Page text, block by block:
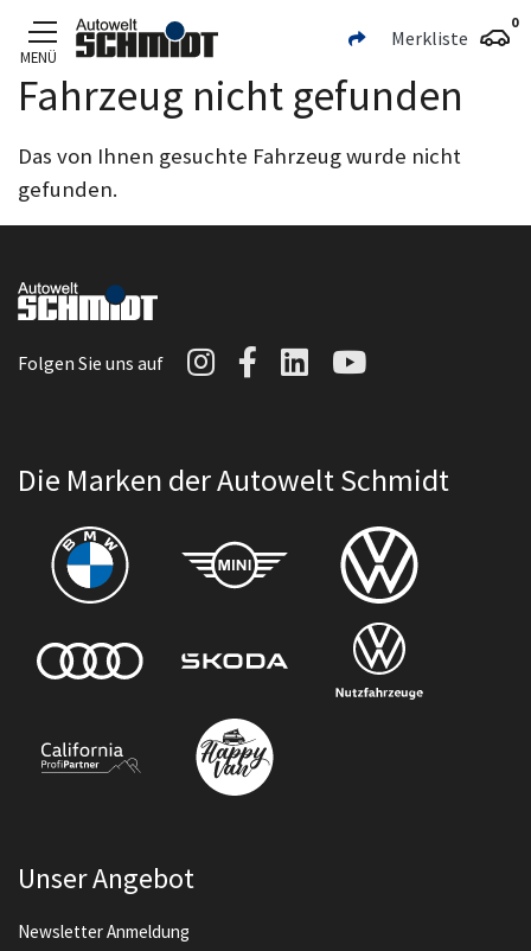
Zum Hauptinhalt
MENÜ
Merkliste
0
Fahrzeug nicht gefunden
Das von Ihnen gesuchte Fahrzeug wurde nicht
gefunden.
Folgen Sie uns auf Autowelt Schmidt auf
Autowelt Schmidt
AutoweltAutowelt
Die Marken der Autowelt Schmidt
Unser Angebot
Newsletter Anmeldung